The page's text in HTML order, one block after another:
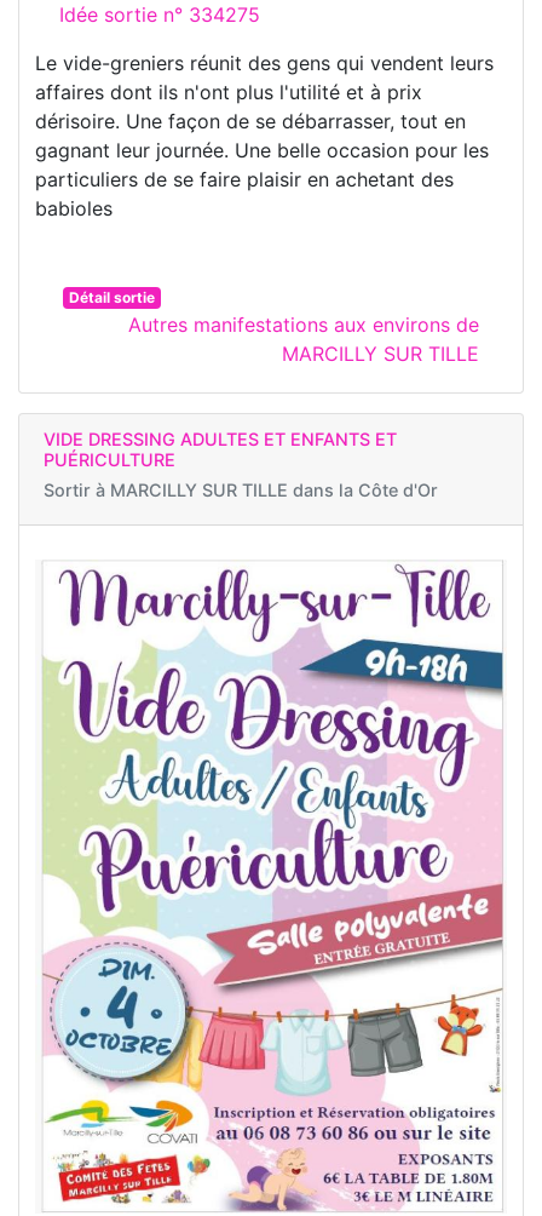
Idée sortie n° 334275
Le vide-greniers réunit des gens qui vendent leurs
affaires dont ils n'ont plus l'utilité et à prix
dérisoire. Une façon de se débarrasser, tout en
gagnant leur journée. Une belle occasion pour les
particuliers de se faire plaisir en achetant des
babioles
Détail sortie
Autres manifestations aux environs de
MARCILLY SUR TILLE
VIDE DRESSING ADULTES ET ENFANTS ET
PUÉRICULTURE
Sortir à MARCILLY SUR TILLE dans la Côte d'Or